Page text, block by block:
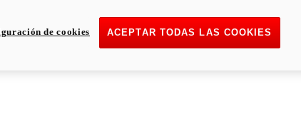
ACEPTAR TODAS LAS COOKIES
de cookies